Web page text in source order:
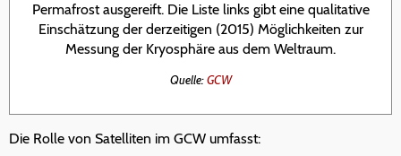
Permafrost ausgereift. Die Liste links gibt eine qualitative
Einschätzung der derzeitigen (2015) Möglichkeiten zur
Messung der Kryosphäre aus dem Weltraum.
Quelle:GCW
Die Rolle von Satelliten im GCW umfasst: